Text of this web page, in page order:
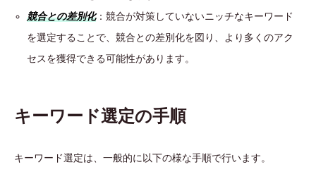
競合との差別化：競合が対策していないニッチなキーワード
を選定することで、競合との差別化を図り、より多くのアク
セスを獲得できる可能性があります。
キーワード選定の手順
キーワード選定は、一般的に以下の様な手順で行います。